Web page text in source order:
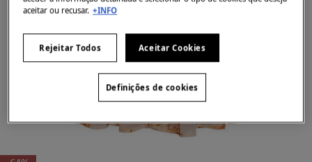
aceitar ou recusar. +INFO
Rejeitar Todos Aceitar Cookies
Definições de cookies